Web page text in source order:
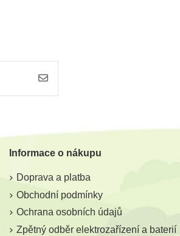
Informace o nákupu
Doprava a platba
Obchodní podmínky
Ochrana osobních údajů
Zpětný odběr elektrozařízení a baterií